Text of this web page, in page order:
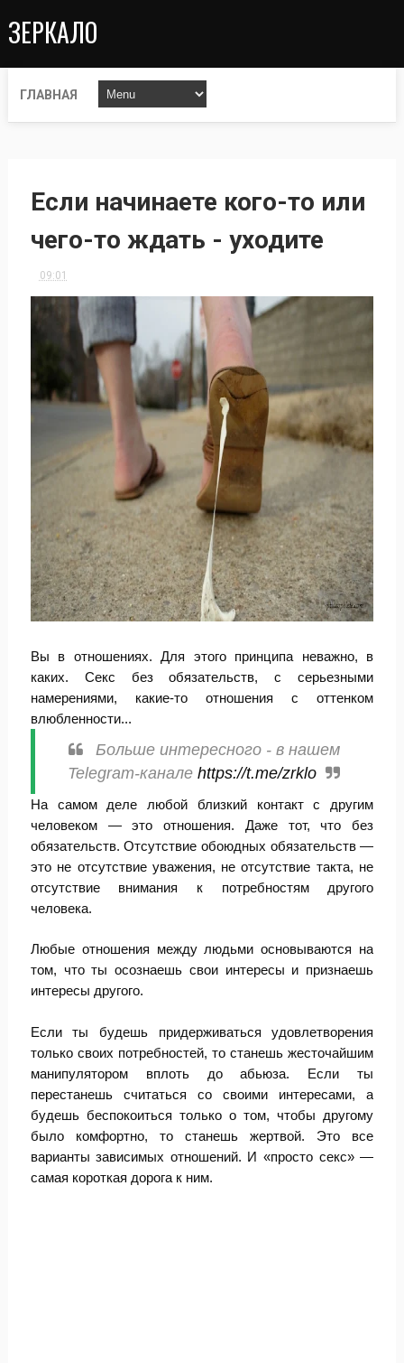
ЗЕРКАЛО
ГЛАВНАЯ
Если начинаете кого-то или
чего-то ждать - уходите
09:01
Вы в отношениях. Для этого принципа неважно, в
каких. Секс без обязательств, с серьезными
намерениями, какие-то отношения с оттенком
влюбленности...
Больше интересного - в нашем
Telegram-каналеhttps://t.me/zrklo
На самом деле любой близкий контакт с другим
человеком — это отношения. Даже тот, что без
обязательств. Отсутствие обоюдных обязательств —
это не отсутствие уважения, не отсутствие такта, не
отсутствие внимания к потребностям другого
человека.
Любые отношения между людьми основываются на
том, что ты осознаешь свои интересы и признаешь
интересы другого.
Если ты будешь придерживаться удовлетворения
только своих потребностей, то станешь жесточайшим
манипулятором вплоть до абьюза. Если ты
перестанешь считаться со своими интересами, а
будешь беспокоиться только о том, чтобы другому
было комфортно, то станешь жертвой. Это все
варианты зависимых отношений. И «просто секс» —
самая короткая дорога к ним.